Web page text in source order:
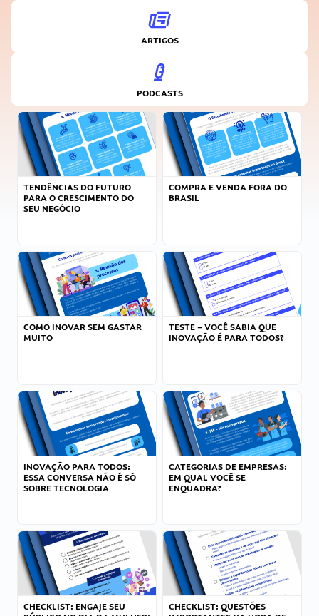
ARTIGOS
PODCASTS
TENDÊNCIAS DO FUTURO
PARA O CRESCIMENTO DO
SEU NEGÓCIO
COMPRA E VENDA FORA DO
BRASIL
COMO INOVAR SEM GASTAR
MUITO
TESTE – VOCÊ SABIA QUE
INOVAÇÃO É PARA TODOS?
INOVAÇÃO PARA TODOS:
ESSA CONVERSA NÃO É SÓ
SOBRE TECNOLOGIA
CATEGORIAS DE EMPRESAS:
EM QUAL VOCÊ SE
ENQUADRA?
CHECKLIST: ENGAJE SEU
CHECKLIST: QUESTÕES